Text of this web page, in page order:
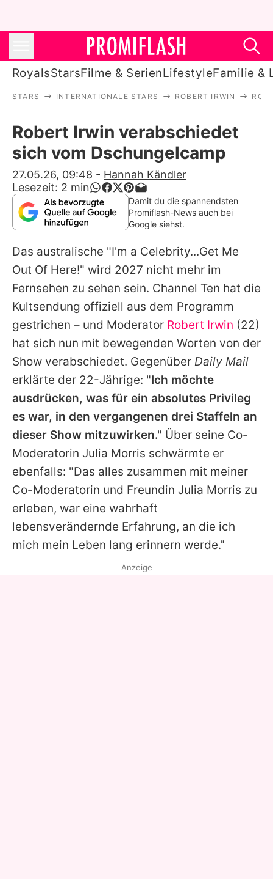
RoyalsStarsFilme & SerienLifestyleFamilie &
Stars
Filme & Serien
Lifestyle
Familie & Liebe
Alle Themen auf Promiflash
Jobs
App runterladen
Team
Redaktionelle Richtlinien
Impressum
Datenschutzerklärung
Nutzungsbedingungen
Utiq verwalten
STARS INTERNATIONALE STARS ROBERT IRWIN
Robert Irwin verabschiedet
sich vom Dschungelcamp
27.05.26, 09:48 - Hannah Kändler
Lesezeit: 2 min
Damit du die spannendsten
Promiflash-News auch bei
Google siehst.
Das australische "I'm a Celebrity...Get Me
Out Of Here!" wird 2027 nicht mehr im
Fernsehen zu sehen sein. Channel Ten hat die
Kultsendung offiziell aus dem Programm
gestrichen – und Moderator Robert Irwin (22)
hat sich nun mit bewegenden Worten von der
Show verabschiedet. Gegenüber Daily Mail
erklärte der 22-Jährige: "Ich möchte
ausdrücken, was für ein absolutes Privileg
es war, in den vergangenen drei Staffeln an
dieser Show mitzuwirken." Über seine Co-
Moderatorin Julia Morris schwärmte er
ebenfalls: "Das alles zusammen mit meiner
Co-Moderatorin und Freundin Julia Morris zu
erleben, war eine wahrhaft
lebensverändernde Erfahrung, an die ich
mich mein Leben lang erinnern werde."
Anzeige